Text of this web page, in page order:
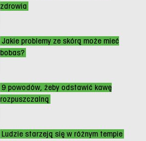
zdrowia
Jakie problemy ze skórą może mieć
bobas?
9 powodów, żeby odstawić kawę
rozpuszczalną
Ludzie starzeją się w różnym tempie